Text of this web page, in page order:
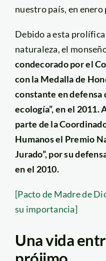
nuestro país, en enero
Debido a esta
naturaleza, el
condecorado por el
con la Medalla de
constante en defensa
ecología”, en el 2011.
parte de la
Humanos el Premio
Jurado”, por su
en el 2010.
[Pacto de Madre de
su importancia]
Una vida